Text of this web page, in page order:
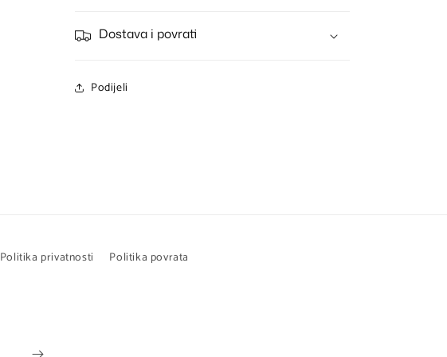
Dostava i povrati
Podijeli
Politika privatnosti Politika povrata